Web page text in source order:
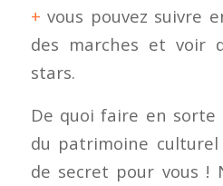
+vous pouvez suivre
des marches et voir
stars.
De quoi faire en sorte
du patrimoine culturel
de secret pour vous !